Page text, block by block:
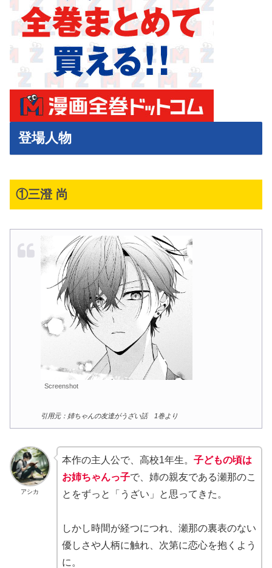
登場人物
①三澄 尚
Screenshot
引用元：姉ちゃんの友達がうざい話 1巻より
アシカ
本作の主人公で、高校1年生。 子どもの頃は
お姉ちゃんっ子で、姉の親友である瀬那のこ
とをずっと「うざい」と思ってきた。
しかし時間が経つにつれ、瀬那の裏表のない
優しさや人柄に触れ、次第に恋心を抱くよう
に。